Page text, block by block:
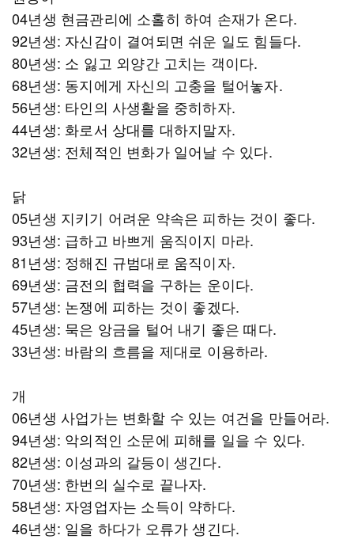
04년생 현금관리에 소홀히 하여 손재가 온다.
92년생: 자신감이 결여되면 쉬운 일도 힘들다.
80년생: 소 잃고 외양간 고치는 객이다.
68년생: 동지에게 자신의 고충을 털어놓자.
56년생: 타인의 사생활을 중히하자.
44년생: 화로서 상대를 대하지말자.
32년생: 전체적인 변화가 일어날 수 있다.
닭
05년생 지키기 어려운 약속은 피하는 것이 좋다.
93년생: 급하고 바쁘게 움직이지 마라.
81년생: 정해진 규범대로 움직이자.
69년생: 금전의 협력을 구하는 운이다.
57년생: 논쟁에 피하는 것이 좋겠다.
45년생: 묵은 앙금을 털어 내기 좋은 때다.
33년생: 바람의 흐름을 제대로 이용하라.
개
06년생 사업가는 변화할 수 있는 여건을 만들어라.
94년생: 악의적인 소문에 피해를 일을 수 있다.
82년생: 이성과의 갈등이 생긴다.
70년생: 한번의 실수로 끝나자.
58년생: 자영업자는 소득이 약하다.
46년생: 일을 하다가 오류가 생긴다.